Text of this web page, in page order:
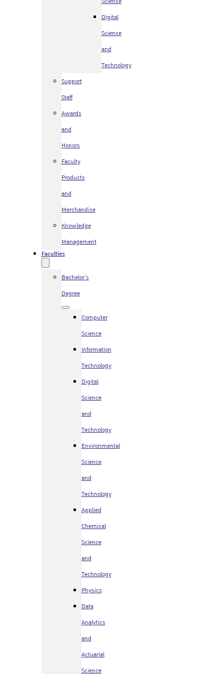
Digital
Science
and
Technology
Support
Staff
Awards
and
Honors
Faculty
Products
and
Merchandise
Knowledge
Management
Faculties
Bachelor’s
Degree
Computer
Science
Information
Technology
Digital
Science
and
Technology
Environmental
Science
and
Technology
Applied
Chemical
Science
and
Technology
Physics
Data
Analytics
and
Actuarial
Science